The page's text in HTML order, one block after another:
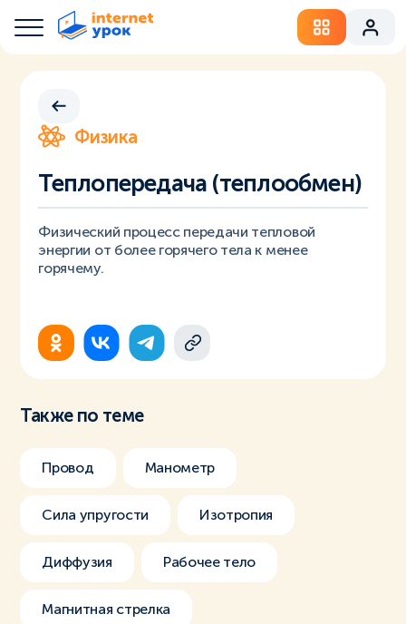
Физика
Теплопередача (теплообмен)
Физический процесс передачи тепловой
энергии от более горячего тела к менее
горячему.
Также по теме
Провод Манометр
Сила упругости Изотропия
Диффузия Рабочее тело
Магнитная стрелка